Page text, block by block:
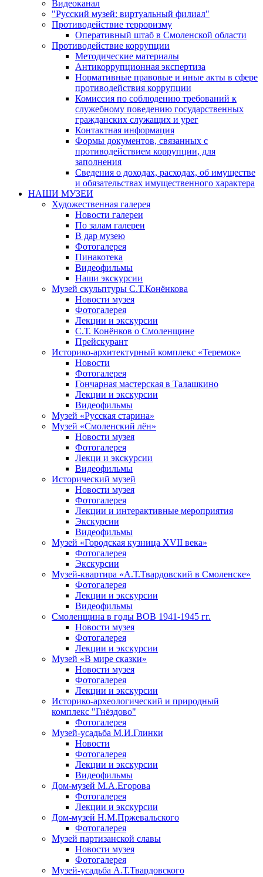
Видеоканал
"Русский музей: виртуальный филиал"
Противодействие терроризму
Оперативный штаб в Смоленской области
Противодействие коррупции
Методические материалы
Антикоррупционная экспертиза
Нормативные правовые и иные акты в сфере
противодействия коррупции
Комиссия по соблюдению требований к
служебному поведению государственных
гражданских служащих и урег
Контактная информация
Формы документов, связанных с
противодействием коррупции, для
заполнения
Сведения о доходах, расходах, об имуществе
и обязательствах имущественного характера
НАШИ МУЗЕИ
Художественная галерея
Новости галереи
По залам галереи
В дар музею
Фотогалерея
Пинакотека
Видеофильмы
Наши экскурсии
Музей скульптуры С.Т.Конёнкова
Новости музея
Фотогалерея
Лекции и экскурсии
С.Т. Конёнков о Смоленщине
Прейскурант
Историко-архитектурный комплекс «Теремок»
Новости
Фотогалерея
Гончарная мастерская в Талашкино
Лекции и экскурсии
Видеофильмы
Музей «Русская старина»
Музей «Смоленский лён»
Новости музея
Фотогалерея
Лекци и экскурсии
Видеофильмы
Исторический музей
Новости музея
Фотогалерея
Лекции и интерактивные мероприятия
Экскурсии
Видеофильмы
Музей «Городская кузница XVII века»
Фотогалерея
Экскурсии
Музей-квартира «А.Т.Твардовский в Смоленске»
Фотогалерея
Лекции и экскурсии
Видеофильмы
Смоленщина в годы ВОВ 1941-1945 гг.
Новости музея
Фотогалерея
Лекции и экскурсии
Музей «В мире сказки»
Новости музея
Фотогалерея
Лекции и экскурсии
Историко-археологический и природный
комплекс "Гнёздово"
Фотогалерея
Музей-усадьба М.И.Глинки
Новости
Фотогалерея
Лекции и экскурсии
Видеофильмы
Дом-музей М.А.Егорова
Фотогалерея
Лекции и экскурсии
Дом-музей Н.М.Пржевальского
Фотогалерея
Музей партизанской славы
Новости музея
Фотогалерея
Музей-усадьба А.Т.Твардовского